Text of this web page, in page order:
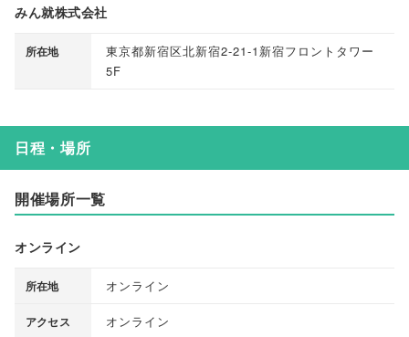
みん就株式会社
所在地
東京都新宿区北新宿2-21-1新宿フロントタワー
5F
日程・場所
開催場所一覧
オンライン
所在地 オンライン
アクセス オンライン